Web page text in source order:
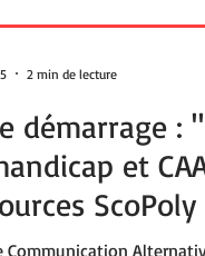
démarrage :
et
ScoPoly
Communication
2 min de lecture